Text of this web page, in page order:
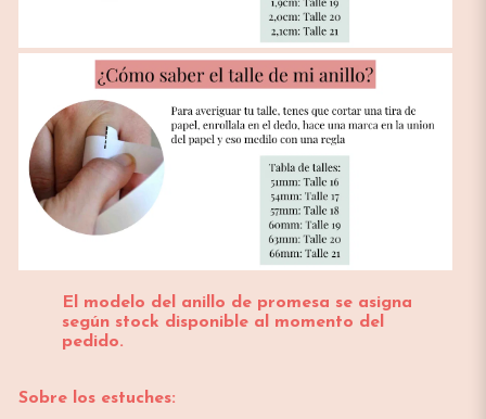
El modelo del anillo de promesa se asigna
según stock disponible al momento del
pedido.
Sobre los estuches: